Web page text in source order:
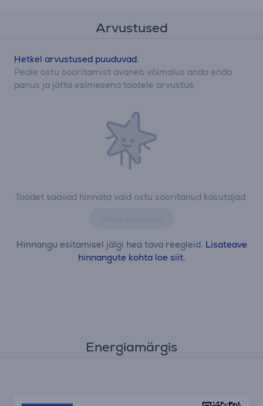
Arvustused
Toodet saavad hinnata vaid ostu sooritanud kasutajad.
Hinnangu esitamisel jälgi hea tava reegleid. Lisateave
hinnangute kohta loe siit.
Hetkel arvustused puuduvad.
Peale ostu sooritamist avaneb võimalus anda enda
panus ja jätta esimesena tootele arvustus.
Energiamärgis